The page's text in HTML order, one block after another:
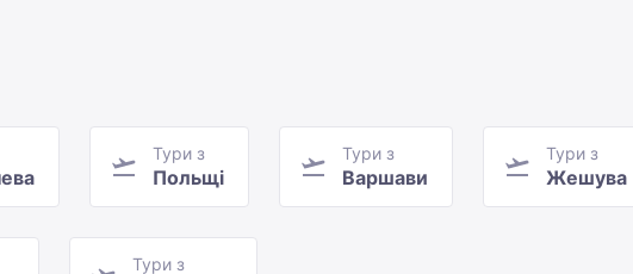
Тури з
Польщі
Тури з
Варшави
Тури з
Жешува
Тури з